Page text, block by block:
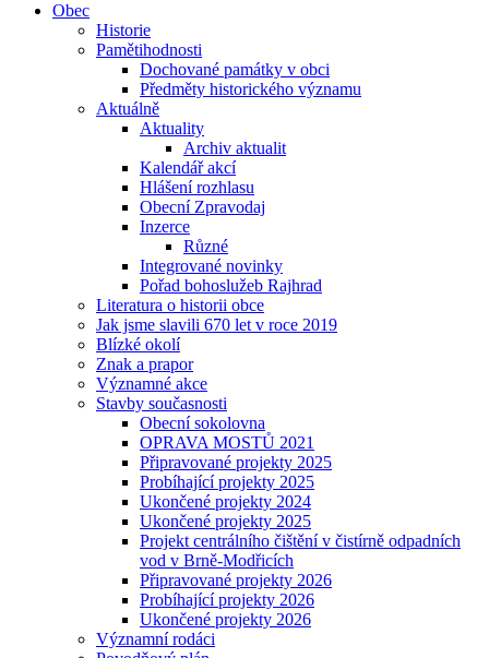
Obec
Historie
Pamětihodnosti
Dochované památky v obci
Předměty historického významu
Aktuálně
Aktuality
Archiv aktualit
Kalendář akcí
Hlášení rozhlasu
Obecní Zpravodaj
Inzerce
Různé
Integrované novinky
Pořad bohoslužeb Rajhrad
Literatura o historii obce
Jak jsme slavili 670 let v roce 2019
Blízké okolí
Znak a prapor
Významné akce
Stavby současnosti
Obecní sokolovna
OPRAVA MOSTŮ 2021
Připravované projekty 2025
Probíhající projekty 2025
Ukončené projekty 2024
Ukončené projekty 2025
Projekt centrálního čištění v čistírně odpadních
vod v Brně-Modřicích
Připravované projekty 2026
Probíhající projekty 2026
Ukončené projekty 2026
Významní rodáci